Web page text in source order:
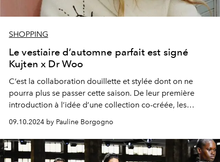
SHOPPING
Le vestiaire d’automne parfait est signé
Kujten x Dr Woo
C’est la collaboration douillette et stylée dont on ne
pourra plus se passer cette saison. De leur première
introduction à l’idée d’une collection co-créée, les
fondatrices de Kujten, Carole Benaroya & Stéphanie
Eriksson, et le tatoueur californien Dr Woo nous en ont
révélé davantage quant à cette capsule ultra désirable.
Rencontre.
09.10.2024 by Pauline Borgogno